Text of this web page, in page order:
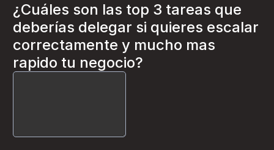
¿Cuáles son las top 3 tareas que
deberías delegar si quieres escalar
correctamente y mucho mas
rapido tu negocio?